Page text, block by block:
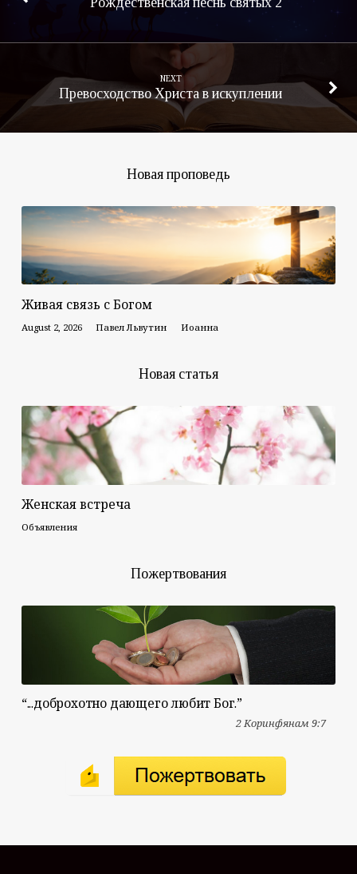
NEXT
Превосходство Христа в искуплении
Новая проповедь
Живая связь с Богом
August 2, 2026 Павел Львутин Иоанна
Новая статья
Женская встреча
Объявления
Пожертвования
“...доброхотно дающего любит Бог.”
2 Коринфянам 9:7